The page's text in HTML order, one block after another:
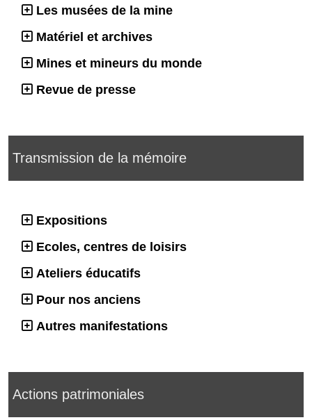
Les musées de la mine
Matériel et archives
Mines et mineurs du monde
Revue de presse
Transmission de la mémoire
Expositions
Ecoles, centres de loisirs
Ateliers éducatifs
Pour nos anciens
Autres manifestations
Actions patrimoniales